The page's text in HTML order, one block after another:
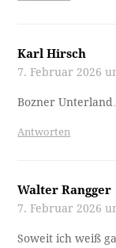
Karl Hirsch
7. Februar 2026
Bozner
Antworten
Walter Rangger
7. Februar 2026
Soweit ich weiß